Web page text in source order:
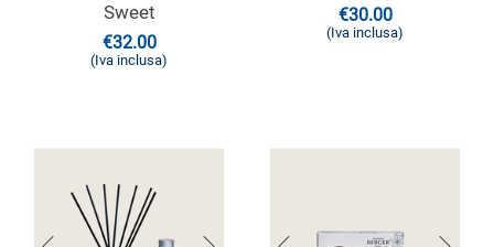
Sweet
€32.00
(Iva inclusa)
€30.00
(Iva inclusa)